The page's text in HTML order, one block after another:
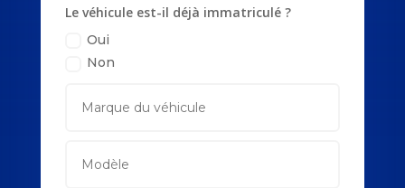
Le véhicule est-il déjà immatriculé ?
Oui
Non